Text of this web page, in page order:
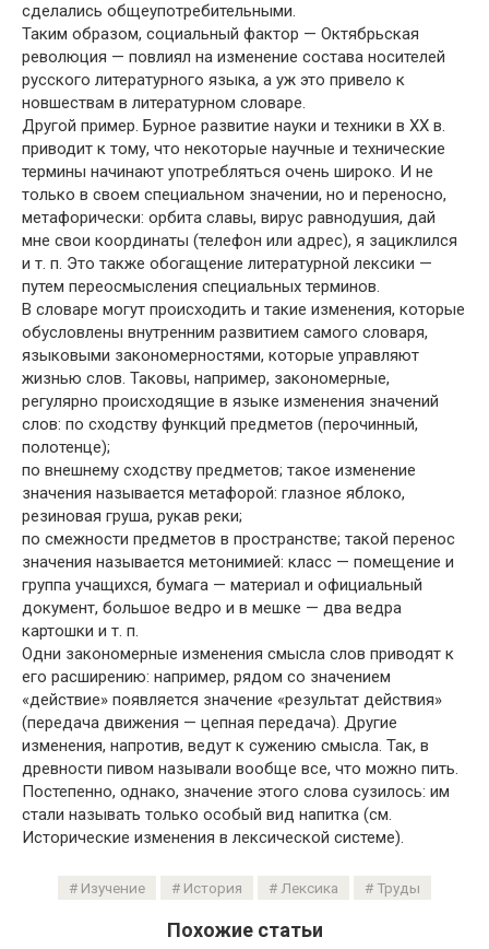
сделались общеупотребительными.
Таким образом, социальный фактор — Октябрьская
революция — повлиял на изменение состава носителей
русского литературного языка, а уж это привело к
новшествам в литературном словаре.
Другой пример. Бурное развитие науки и техники в XX в.
приводит к тому, что некоторые научные и технические
термины начинают употребляться очень широко. И не
только в своем специальном значении, но и переносно,
метафорически: орбита славы, вирус равнодушия, дай
мне свои координаты (телефон или адрес), я зациклился
и т. п. Это также обогащение литературной лексики —
путем переосмысления специальных терминов.
В словаре могут происходить и такие изменения, которые
обусловлены внутренним развитием самого словаря,
языковыми закономерностями, которые управляют
жизнью слов. Таковы, например, закономерные,
регулярно происходящие в языке изменения значений
слов: по сходству функций предметов (перочинный,
полотенце);
по внешнему сходству предметов; такое изменение
значения называется метафорой: глазное яблоко,
резиновая груша, рукав реки;
по смежности предметов в пространстве; такой перенос
значения называется метонимией: класс — помещение и
группа учащихся, бумага — материал и официальный
документ, большое ведро и в мешке — два ведра
картошки и т. п.
Одни закономерные изменения смысла слов приводят к
его расширению: например, рядом со значением
«действие» появляется значение «результат действия»
(передача движения — цепная передача). Другие
изменения, напротив, ведут к сужению смысла. Так, в
древности пивом называли вообще все, что можно пить.
Постепенно, однако, значение этого слова сузилось: им
стали называть только особый вид напитка (см.
Исторические изменения в лексической системе).
Изучение История Лексика Труды
Похожие статьи